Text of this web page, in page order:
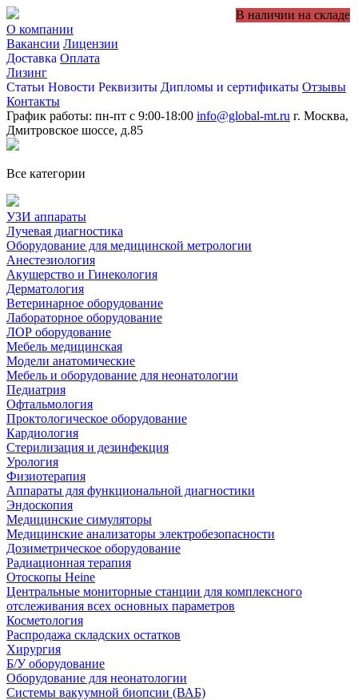
О компании
Вакансии Лицензии
Доставка Оплата
Лизинг
Статьи Новости Реквизиты Дипломы и сертификаты Отзывы
Контакты
График работы: пн-пт с 9:00-18:00 info@global-mt.ru г. Москва,
Дмитровское шоссе, д.85
Все категории
УЗИ аппараты
Лучевая диагностика
Оборудование для медицинской метрологии
Анестезиология
Акушерство и Гинекология
Дерматология
Ветеринарное оборудование
Лабораторное оборудование
ЛОР оборудование
Мебель медицинская
Модели анатомические
Мебель и оборудование для неонатологии
Педиатрия
Офтальмология
Проктологическое оборудование
Кардиология
Стерилизация и дезинфекция
Урология
Физиотерапия
Аппараты для функциональной диагностики
Эндоскопия
Медицинские симуляторы
Медицинские анализаторы электробезопасности
Дозиметрическое оборудование
Радиационная терапия
Отоскопы Heine
Центральные мониторные станции для комплексного
отслеживания всех основных параметров
Косметология
Распродажа складских остатков
Хирургия
Б/У оборудование
Оборудование для неонатологии
Системы вакуумной биопсии (ВАБ)
В наличии на складе